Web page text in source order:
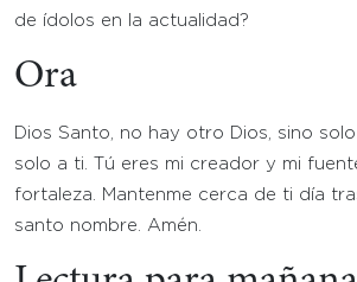
de ídolos en la actualidad?
Ora
Dios Santo, no hay otro Dios, sino
solo a ti. Tú eres mi creador y mi
fortaleza. Mantenme cerca de ti día
santo nombre. Amén.